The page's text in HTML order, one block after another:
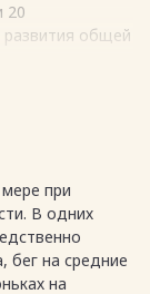
20
развития общей
при
В одних
бег на средние
на